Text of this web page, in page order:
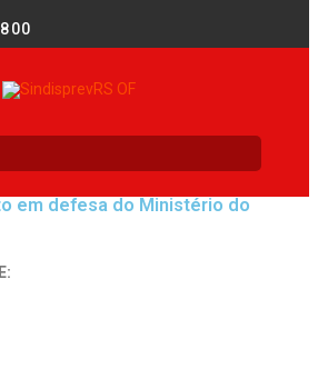
em defesa do Ministério do